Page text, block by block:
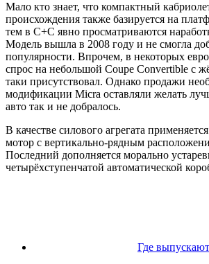
Мало кто знает, что компактный
происхождения также базируется на
тем в С+С явно просматриваются
Модель вышла в 2008 году и не смогла
популярности. Впрочем, в некоторых
спрос на небольшой Coupe Convertible с
таки присутствовал. Однако продажи
модификации Micra оставляли желать
авто так и не добралось.
В качестве силового агрегата
мотор с вертикально-рядным
Последний дополняется морально
четырёхступенчатой автоматической
Где